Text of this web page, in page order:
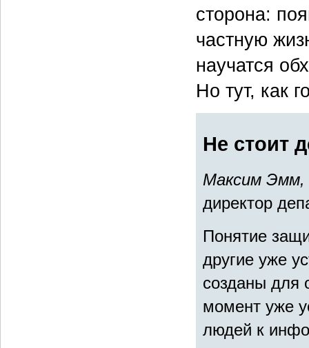
сторона:
частную
научатся
Но тут, как
Не стоит
Максим Эмм,
директор
Понятие
другие уже
созданы для
момент уже
людей к